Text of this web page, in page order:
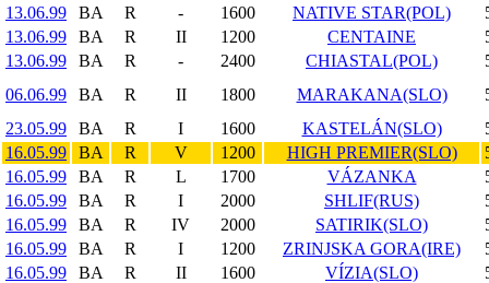
13.06.99
BA R - 1600 NATIVE STAR(POL)
13.06.99
BA R II 1200 CENTAINE
13.06.99
BA R - 2400 CHIASTAL(POL)
06.06.99
BA R II 1800 MARAKANA(SLO)
23.05.99
BA R I 1600 KASTELÁN(SLO)
16.05.99
BA R V 1200 HIGH PREMIER(SLO)
16.05.99
BA R L 1700 VÁZANKA
16.05.99
BA R I 2000 SHLIF(RUS)
16.05.99
BA R IV 2000 SATIRIK(SLO)
16.05.99
BA R I 1200 ZRINJSKA GORA(IRE)
16.05.99
BA R II 1600 VÍZIA(SLO)